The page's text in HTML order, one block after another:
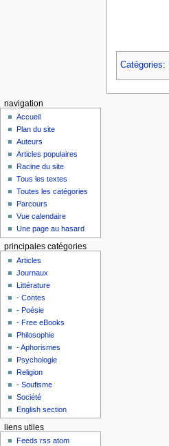
Catégories:
navigation
Accueil
Plan du site
Auteurs
Articles populaires
Racine du site
Tous les textes
Toutes les catégories
Parcours
Vue calendaire
Une page au hasard
principales catégories
Articles
Journaux
Littérature
- Contes
- Poésie
- Free eBooks
Philosophie
- Aphorismes
Psychologie
Religion
- Soufisme
Société
English section
liens utiles
Feeds rss atom